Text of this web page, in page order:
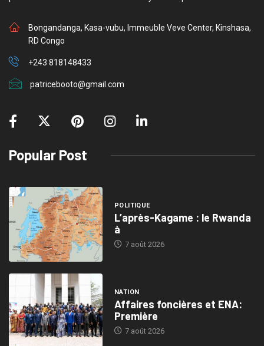
Bongandanga, Kasa-vubu, Immeuble Veve Center, Kinshasa,
RD Congo
+243 818148433
patricebooto@gmail.com
Popular Post
POLITIQUE
L’après-Kagame : le Rwanda
à
7 août 2026
NATION
Affaires foncières et ENA:
Première
7 août 2026